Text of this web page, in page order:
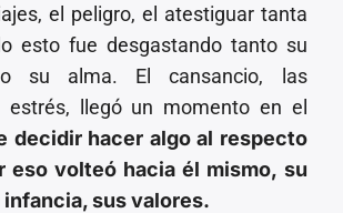
el peligro, el atestiguar tanta
esto fue desgastando tanto su
su alma. El cansancio, las
estrés, llegó un momento en el
decidir hacer algo al respecto
eso volteó hacia él mismo, su
sus valores.